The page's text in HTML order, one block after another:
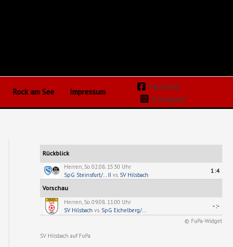
Rock am See Impressum
Facebook
Instagram
Rückblick
Herren, So. 02.08. 15:30 Uhr
SpG Steinsfurt/... II vs. SV Hilsbach
1:4
Vorschau
Herren, So. 09.08. 11:00 Uhr
SV Hilsbach vs. SpG Eichelberg/...
-:-
© FuPa-Widget
SV Hilsbach auf FuPa